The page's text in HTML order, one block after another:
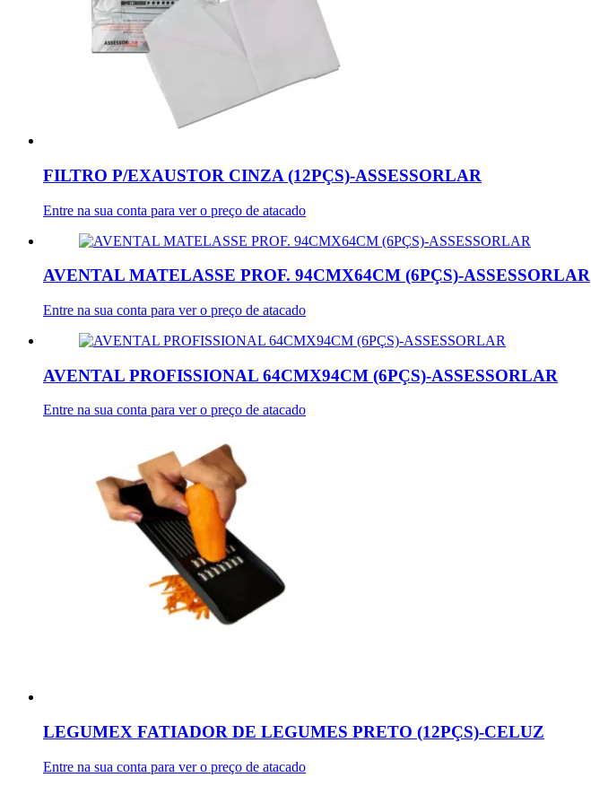
FILTRO P/EXAUSTOR CINZA (12PÇS)-ASSESSORLAR
Entre na sua conta para ver o preço de atacado
AVENTAL MATELASSE PROF. 94CMX64CM (6PÇS)-ASSESSORLAR
Entre na sua conta para ver o preço de atacado
AVENTAL PROFISSIONAL 64CMX94CM (6PÇS)-ASSESSORLAR
Entre na sua conta para ver o preço de atacado
LEGUMEX FATIADOR DE LEGUMES PRETO (12PÇS)-CELUZ
Entre na sua conta para ver o preço de atacado